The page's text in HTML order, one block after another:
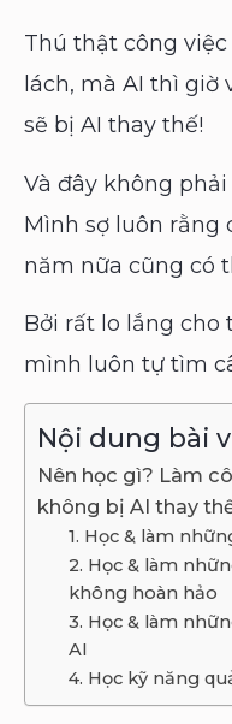
Thú thật công
lách, mà AI thì giờ
sẽ bị AI thay thế!
Và đây không
Mình sợ luôn rằng
năm nữa cũng có
Bởi rất lo lắng cho
mình luôn tự tìm
Nội dung bài
Nên học gì? Làm
không bị AI thay
1. Học & làm
2. Học & làm
không hoàn hảo
3. Học & làm
AI
4. Học kỹ năng